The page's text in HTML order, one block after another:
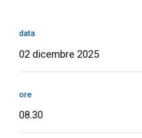
data
02 dicembre 2025
ore
08.30